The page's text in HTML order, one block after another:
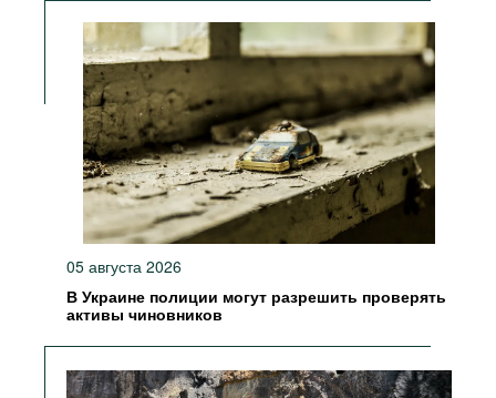
05 августа 2026
В Украине полиции могут разрешить проверять
активы чиновников